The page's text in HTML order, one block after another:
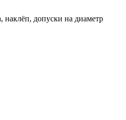
наклёп, допуски на диаметр